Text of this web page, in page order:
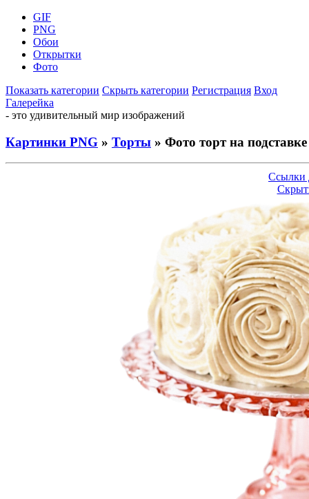
GIF
PNG
Обои
Открытки
Фото
Показать категории Скрыть категории Регистрация Вход
Галерейка
- это удивительный мир изображений
Картинки PNG » Торты » Фото торт на подставке
Ссылки